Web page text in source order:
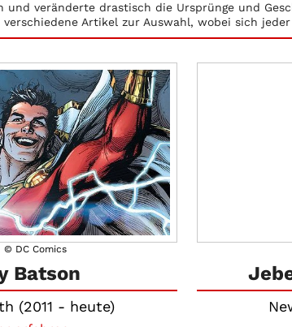
und veränderte drastisch die Ursprünge und
Artikel zur Auswahl, wobei sich
© DC Comics
Batson
(2011 - heute)